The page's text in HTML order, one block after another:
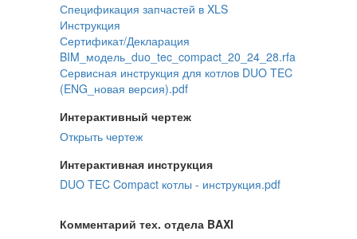
Спецификация запчастей в XLS
Инструкция
Сертификат/Декларация
BIM_модель_duo_tec_compact_20_24_28.rfa
Сервисная инструкция для котлов DUO TEC
(ENG_новая версия).pdf
Интерактивный чертеж
Открыть чертеж
Интерактивная инструкция
DUO TEC Compact котлы - инструкция.pdf
Комментарий тех. отдела BAXI